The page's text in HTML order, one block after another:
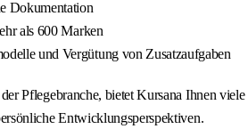
Dokumentation
als 600 Marken
und Vergütung von Zusatzaufgaben
Pflegebranche, bietet Kursana Ihnen viele
Entwicklungsperspektiven.